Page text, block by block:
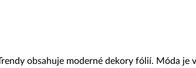
obsahuje moderné dekory fólií. Móda je